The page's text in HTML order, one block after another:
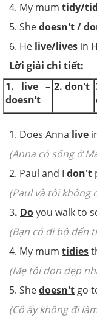
4. My mum tidy/
5. Shedoesn't /
6. He live/lives in
Lời giải chi tiết:
1. live –
doesn’t
2. don’t
1. Does Anna live
(Anna có sống ở
2. Paul and I don't
(Paul và tôi không
3. Doyou walk to
(Bạn có đi bộ đến
4. My mum tidies
(Mẹ tôi dọn dẹp
5. Shedoesn't go
(Cô ấy không đi